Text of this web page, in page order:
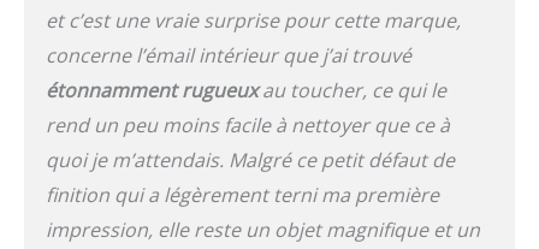
et c’est une vraie surprise pour cette marque,
concerne l’émail intérieur que j’ai trouvé
étonnamment rugueuxau toucher, ce qui le
rend un peu moins facile à nettoyer que ce à
quoi je m’attendais. Malgré ce petit défaut de
finition qui a légèrement terni ma première
impression, elle reste un objet magnifique et un